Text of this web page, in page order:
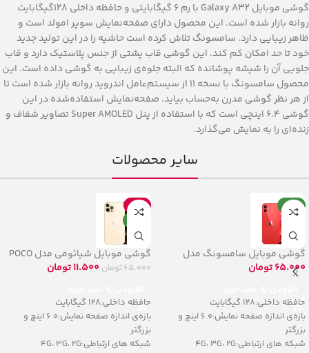
گوشی موبایل Galaxy A32 با رم 6 گیگابایتی و حافظه داخلی 128گیگابایت
روانه بازار شده است. این محصول دارای صفحه‌نمایش سوپر امولد است و
ظاهر زیبایی دارد. سامسونگ تلاش کرده است حاشیه را در این تولید جدید
خود تا حد امکان کم کند. این گوشی قاب پشتی از جنس پلاستیک دارد و قاب
جلویی آن را شیشه پوشانده که البته جلوه‌ی زیبایی به گوشی داده است. این
محصول سامسونگ با نسخه 11 از سیستم‌عامل اندروید روانه بازار شده است تا
از هر نظر گوشی مدرن به‌حساب بیاید. صفحه‌نمایش استفاده‌شده در این
گوشی 6.4 اینچی است که با استفاده از پنل Super AMOLED تصاویر شفاف و
زنده‌ای را به نمایش می‌گذارد.
سایر محصولات
جدید
گوشی موبایل سامسونگ مدل
Galaxy A32 5G
65.000تومان
حافظه داخلی:128 گیگابایت
بازه‌ی اندازه صفحه نمایش:6.0 اینچ و
بزرگتر
شبکه های ارتباطی:4G، 3G، 2G
حراج
گوشی موبایل شیائومی مدل POCO
F3 5G
65.000تومان 11.500تومان
حافظه داخلی:128 گیگابایت
بازه‌ی اندازه صفحه نمایش:6.0 اینچ و
بزرگتر
شبکه های ارتباطی:4G، 3G، 2G